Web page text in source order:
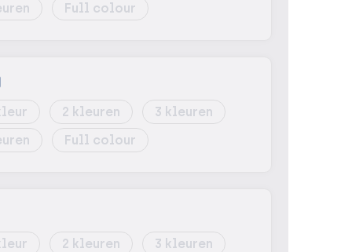
Full colour
2
3
Full colour
2
3